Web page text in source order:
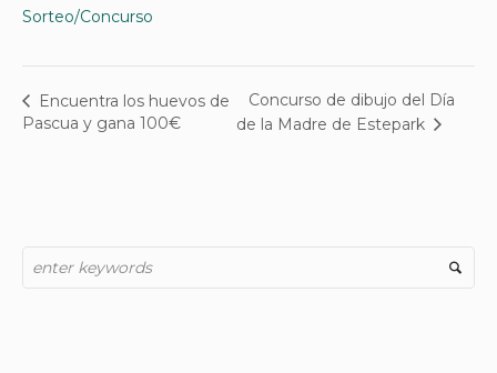
Sorteo/Concurso
Encuentra los huevos de
Pascua y gana 100€
Concurso de dibujo del Día
de la Madre de Estepark